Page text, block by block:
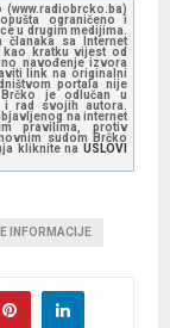
ograničeno i
u drugim medijima.
članaka sa Internet
kao kratku vijest od
navođenje izvora
link na originalni
portala nije
je odlučan u
rad svojih autora.
na internet
pravilima, protiv
sudom Brčko
kliknite na USLOVI
INFORMACIJE